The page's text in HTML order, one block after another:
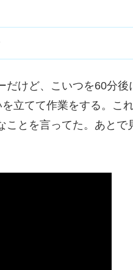
だけど、こいつを60分後
立てて作業をする。こ
とを言ってた。あとで